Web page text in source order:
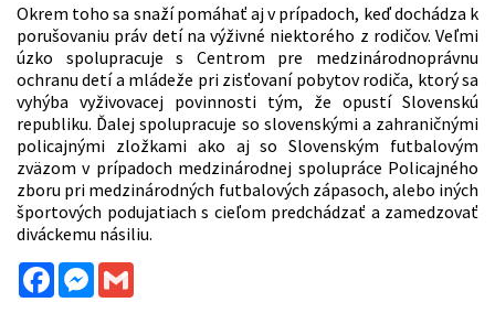
Okrem toho sa snaží pomáhať aj v prípadoch, keď dochádza k
porušovaniu práv detí na výživné niektorého z rodičov. Veľmi
úzko spolupracuje s Centrom pre medzinárodnoprávnu
ochranu detí a mládeže pri zisťovaní pobytov rodiča, ktorý sa
vyhýba vyživovacej povinnosti tým, že opustí Slovenskú
republiku. Ďalej spolupracuje so slovenskými a zahraničnými
policajnými zložkami ako aj so Slovenským futbalovým
zväzom v prípadoch medzinárodnej spolupráce Policajného
zboru pri medzinárodných futbalových zápasoch, alebo iných
športových podujatiach s cieľom predchádzať a zamedzovať
diváckemu násiliu.
FacebookMessenger